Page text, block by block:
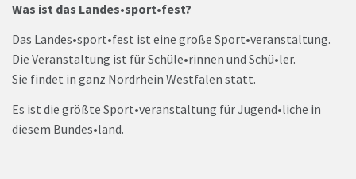
Was ist das Landes•sport•fest?
Das Landes•sport•fest ist eine große Sport•veranstaltung.
Die Veranstaltung ist für Schüle•rinnen und Schü•ler.
Sie findet in ganz Nordrhein Westfalen statt.
Es ist die größte Sport•veranstaltung für Jugend•liche in
diesem Bundes•land.